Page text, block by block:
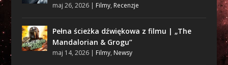
maj 26, 2026| Filmy, Recenzje
Pełna ścieżka dźwiękowa z filmu | „The
Mandalorian & Grogu”
maj 14, 2026| Filmy, Newsy